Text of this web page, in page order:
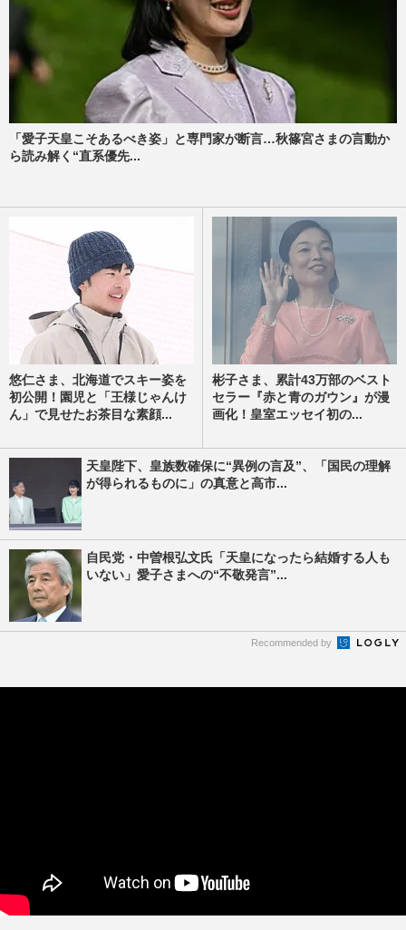
「愛子天皇こそあるべき姿」と専門家が断言…秋篠宮さまの言動か
ら読み解く“直系優先...
悠仁さま、北海道でスキー姿を
初公開！園児と「王様じゃんけ
ん」で見せたお茶目な素顔...
彬子さま、累計43万部のベスト
セラー『赤と青のガウン』が漫
画化！皇室エッセイ初の...
天皇陛下、皇族数確保に“異例の言及”、「国民の理解
が得られるものに」の真意と高市...
自民党・中曽根弘文氏「天皇になったら結婚する人も
いない」愛子さまへの“不敬発言”...
Recommended by